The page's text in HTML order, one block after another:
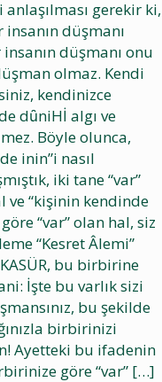
gerekir ki,
düşmanı
düşmanı onu
olmaz. Kendi
kendinizce
dȗniHİ algı ve
Böyle olunca,
inin”i nasıl
iki tane “var”
ve “kişinin kendinde
“var” olan hal, siz
“Kesret Âlemi”
bu birbirine
İşte bu varlık sizi
bu şekilde
birbirinizi
Ayetteki bu ifadenin
göre “var” […]